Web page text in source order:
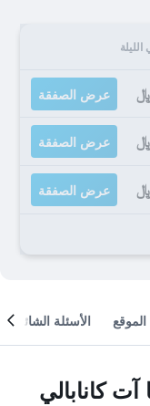
عرض الصفقة
عرض الصفقة
عرض الصفقة
الموقع الأسئلة الشائعة
كانابالي